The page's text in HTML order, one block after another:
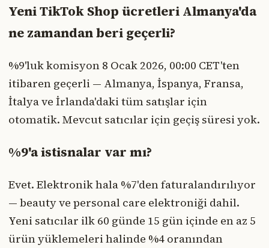
Yeni TikTok Shop ücretleri Almanya'da
ne zamandan beri geçerli?
%9'luk komisyon 8 Ocak 2026, 00:00 CET'ten
itibaren geçerli — Almanya, İspanya, Fransa,
İtalya ve İrlanda'daki tüm satışlar için
otomatik. Mevcut satıcılar için geçiş süresi yok.
%9'a istisnalar var mı?
Evet. Elektronik hala %7'den faturalandırılıyor
— beauty ve personal care elektroniği dahil.
Yeni satıcılar ilk 60 günde 15 gün içinde en az 5
ürün yüklemeleri halinde %4 oranından